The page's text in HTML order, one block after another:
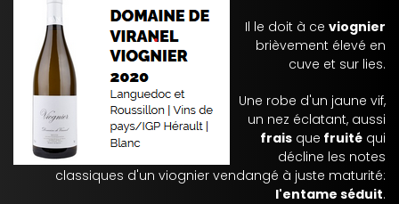
Il le doit à ce viognier
brièvement élevé en
cuve et sur lies.
Une robe d'un jaune vif,
un nez éclatant, aussi
frais que fruité qui
décline les notes
classiques d'un viognier vendangé à juste maturité:
l'entame séduit.